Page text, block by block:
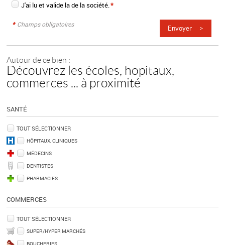
J'ai lu et valide lade la société.*
* Champs obligatoires
Autour de ce bien :
Découvrez les écoles, hopitaux,
commerces ... à proximité
SANTÉ
TOUT SÉLECTIONNER
HÔPITAUX, CLINIQUES
MÉDECINS
DENTISTES
PHARMACIES
COMMERCES
TOUT SÉLECTIONNER
SUPER/HYPER MARCHÉS
BOUCHERIES